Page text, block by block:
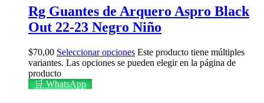
Rg Guantes de Arquero Aspro Black
Out 22-23 Negro Niño
$70,00 Seleccionar opciones Este producto tiene múltiples
variantes. Las opciones se pueden elegir en la página de
producto
🛒 WhatsApp